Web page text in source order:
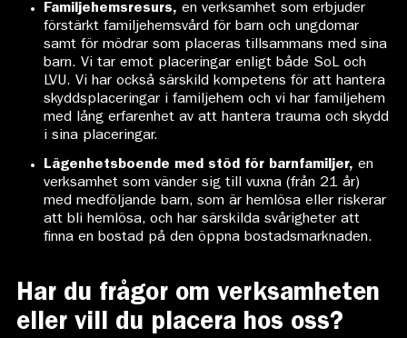
Familjehemsresurs, en verksamhet som erbjuder
förstärkt familjehemsvård för barn och ungdomar
samt för mödrar som placeras tillsammans med sina
barn. Vi tar emot placeringar enligt både SoL och
LVU. Vi har också särskild kompetens för att hantera
skyddsplaceringar i familjehem och vi har familjehem
med lång erfarenhet av att hantera trauma och skydd
i sina placeringar.
Lägenhetsboende med stöd för barnfamiljer, en
verksamhet som vänder sig till vuxna (från 21 år)
med medföljande barn, som är hemlösa eller riskerar
att bli hemlösa, och har särskilda svårigheter att
finna en bostad på den öppna bostadsmarknaden.
Har du frågor om verksamheten
eller vill du placera hos oss?